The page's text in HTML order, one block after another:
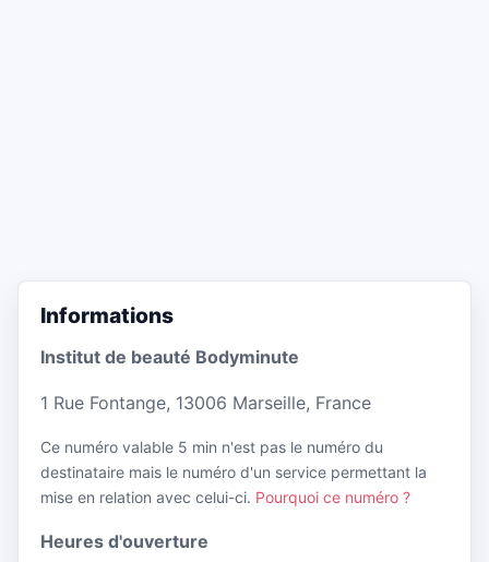
Informations
Institut de beauté Bodyminute
1 Rue Fontange, 13006 Marseille, France
Ce numéro valable 5 min n'est pas le numéro du
destinataire mais le numéro d'un service permettant la
mise en relation avec celui-ci. Pourquoi ce numéro ?
Heures d'ouverture